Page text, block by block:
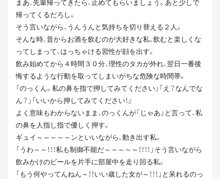
まあ、先輩帰ってきたら、止めてもらいましょう。あと少しで
帰ってくるだろし。
そう言いながら、うんうんと気持ちを切り替える２人。
そんな時、昔からお酒を飲むのが大好きな私、飲むと楽しくな
ってしまって、はっちゃける習性が顔を出す。
飲み始めてから４時間３０分、理性のタカが外れ、翌日一番後
悔するような行動を取ってしまいがちな危険な時間帯。
「のっくん。私の鼻を指で押してみてください」「え？なんでな
ん？」「いいから押してみてください！』
よく意味もわからないまま、のっくんが「じゃあ」と言って、私
の鼻を人指し指で優しく押す。
ギュイ～～～～～ンといいながら、動き出す私。
「うわ～～！！！私も制御不能だ～～～～～！！！！」そう言いながら
飲みかけのビールを片手に部屋中を走り回る私。
「もう何やってんねん～！！いい歳した女が～！！！」と呆れるのっ